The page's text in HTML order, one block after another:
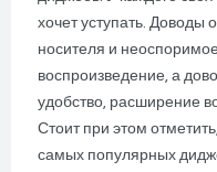
хочет уступать. Доводы
носителя и
воспроизведение, а
удобство, расширение
Стоит при этом
самых популярных